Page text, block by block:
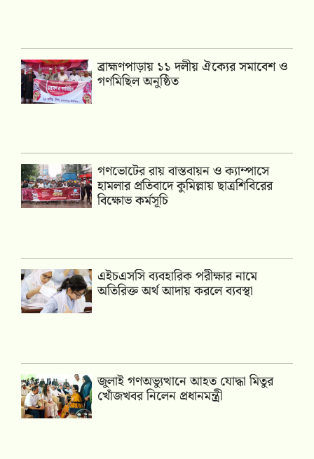
‎ব্রাহ্মণপাড়ায় ১১ দলীয় ঐক্যের সমাবেশ ও
গণমিছিল অনুষ্ঠিত
গণভোটের রায় বাস্তবায়ন ও ক্যাম্পাসে
হামলার প্রতিবাদে কুমিল্লায় ছাত্রশিবিরের
বিক্ষোভ কর্মসূচি
এইচএসসি ব্যবহারিক পরীক্ষার নামে
অতিরিক্ত অর্থ আদায় করলে ব্যবস্থা
জুলাই গণঅভ্যুত্থানে আহত যোদ্ধা মিতুর
খোঁজখবর নিলেন প্রধানমন্ত্রী